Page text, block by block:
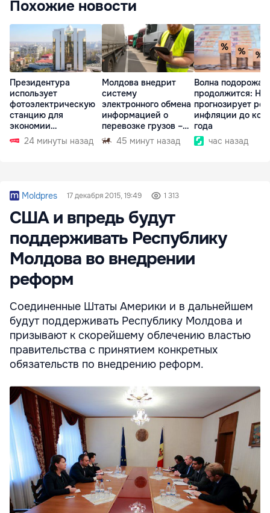
Похожие новости
Президентура
использует
фотоэлектрическую
станцию для
экономии
электроэнергии
24 минуты назад
Молдова внедрит
систему
электронного обмена
информацией о
перевозке грузов –
eFTI45 минут назад
Волна
продолжится:
прогнозирует
инфляции до
года
час назад
Moldpres 17 декабря 2015, 19:49 1 313
США и впредь будут
поддерживать Республику
Молдова во внедрении
реформ
Соединенные Штаты Америки и в дальнейшем
будут поддерживать Республику Молдова и
призывают к скорейшему облечению властью
правительства с принятием конкретных
обязательств по внедрению реформ.